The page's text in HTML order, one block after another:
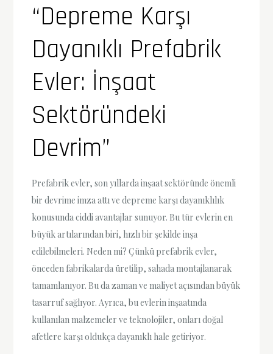
“Depreme Karşı
Dayanıklı Prefabrik
Evler: İnşaat
Sektöründeki
Devrim”
Prefabrik evler, son yıllarda inşaat sektöründe önemli
bir devrime imza attı ve depreme karşı dayanıklılık
konusunda ciddi avantajlar sunuyor. Bu tür evlerin en
büyük artılarından biri, hızlı bir şekilde inşa
edilebilmeleri. Neden mi? Çünkü prefabrik evler,
önceden fabrikalarda üretilip, sahada montajlanarak
tamamlanıyor. Bu da zaman ve maliyet açısından büyük
tasarruf sağlıyor. Ayrıca, bu evlerin inşaatında
kullanılan malzemeler ve teknolojiler, onları doğal
afetlere karşı oldukça dayanıklı hale getiriyor.